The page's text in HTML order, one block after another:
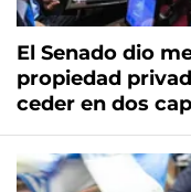
El Senado dio
propiedad
ceder en dos